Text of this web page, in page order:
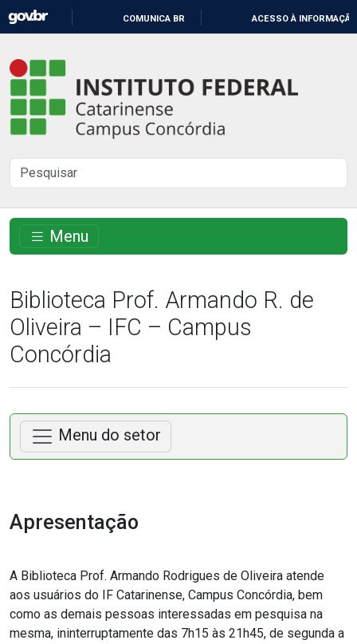
CONTEÚDO
COMUNICA BR ACESSO À INFORMAÇÃO
Instituto
Federal
Catarinense
-
Campus
Concórdia
Buscar
no
site
Menu
Biblioteca Prof. Armando R. de
Oliveira – IFC – Campus
Concórdia
Menu do setor
Apresentação
A Biblioteca Prof. Armando Rodrigues de Oliveira atende
aos usuários do IF Catarinense, Campus Concórdia, bem
como as demais pessoas interessadas em pesquisa na
mesma, ininterruptamente das 7h15 às 21h45, de segunda a